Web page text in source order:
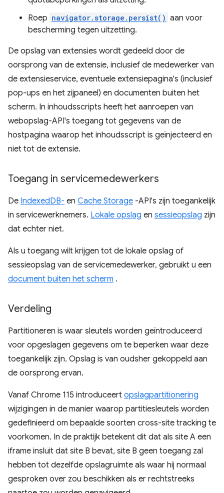
Roep navigator.storage.persist() aan voor
bescherming tegen uitzetting.
De opslag van extensies wordt gedeeld door de
oorsprong van de extensie, inclusief de medewerker van
de extensieservice, eventuele extensiepagina's (inclusief
pop-ups en het zijpaneel) en documenten buiten het
scherm. In inhoudsscripts heeft het aanroepen van
webopslag-API's toegang tot gegevens van de
hostpagina waarop het inhoudsscript is geïnjecteerd en
niet tot de extensie.
Toegang in servicemedewerkers
De IndexedDB- en Cache Storage -API's zijn toegankelijk
in servicewerknemers. Lokale opslag en sessieopslag zijn
dat echter niet.
Als u toegang wilt krijgen tot de lokale opslag of
sessieopslag van de servicemedewerker, gebruikt u een
document buiten het scherm .
Verdeling
Partitioneren is waar sleutels worden geïntroduceerd
voor opgeslagen gegevens om te beperken waar deze
toegankelijk zijn. Opslag is van oudsher gekoppeld aan
de oorsprong ervan.
Vanaf Chrome 115 introduceert opslagpartitionering
wijzigingen in de manier waarop partitiesleutels worden
gedefinieerd om bepaalde soorten cross-site tracking te
voorkomen. In de praktijk betekent dit dat als site A een
iframe insluit dat site B bevat, site B geen toegang zal
hebben tot dezelfde opslagruimte als waar hij normaal
gesproken over zou beschikken als er rechtstreeks